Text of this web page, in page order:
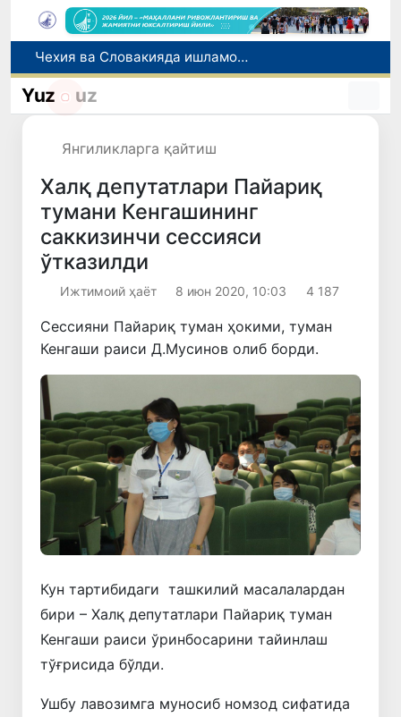
Чехия ва Словакияда ишламоқчи бўлган тиббиёт мутахассислари рўйхатга олинади
Боланинг фамилиясига отасининг исмини беришга рухсат берилади
Экстремистик ташкилотлар ва материалларнинг электрон реестри юритилади
Yuz uz
Янгиликларга қайтиш
Халқ депутатлари Пайариқ
тумани Кенгашининг
саккизинчи сессияси
ўтказилди
Ижтимоий ҳаёт 8 июн 2020, 10:03 4 187
Сессияни Пайариқ туман ҳокими, туман
Кенгаши раиси Д.Мусинов олиб борди.
Кун тартибидаги ташкилий масалалардан
бири – Халқ депутатлари Пайариқ туман
Кенгаши раиси ўринбосарини тайинлаш
тўғрисида бўлди.
Ушбу лавозимга муносиб номзод сифатида